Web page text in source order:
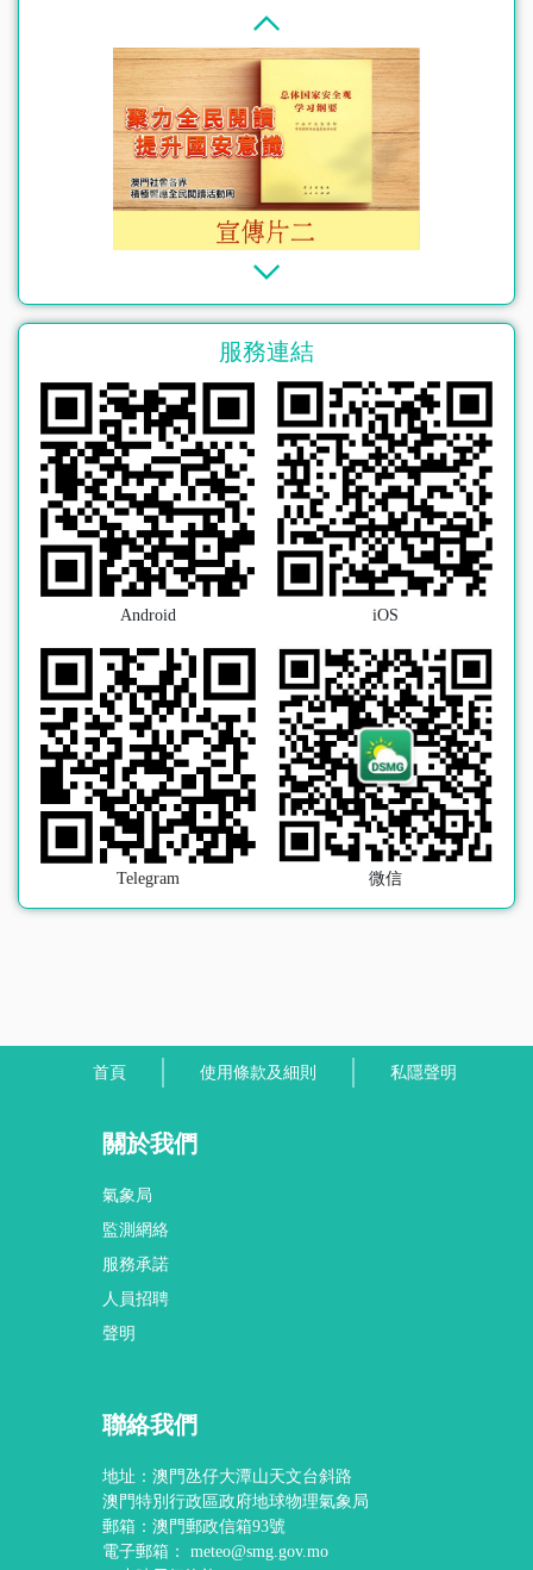
服務連結
Android iOS
Telegram 微信
首頁 使用條款及細則 私隱聲明
關於我們
氣象局
監測網絡
服務承諾
人員招聘
聲明
聯絡我們
地址：澳門氹仔大潭山天文台斜路
澳門特別行政區政府地球物理氣象局
郵箱：澳門郵政信箱93號
電子郵箱：meteo@smg.gov.mo